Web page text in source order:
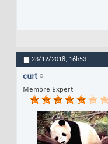
23/12/2018, 16h53
curt
Membre Expert